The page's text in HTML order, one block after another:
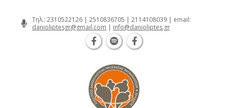
Τηλ.: 2310522126 | 2510836705 | 2114108039 | email:
danioliptesgr@gmail.com | info@danioliptes.gr